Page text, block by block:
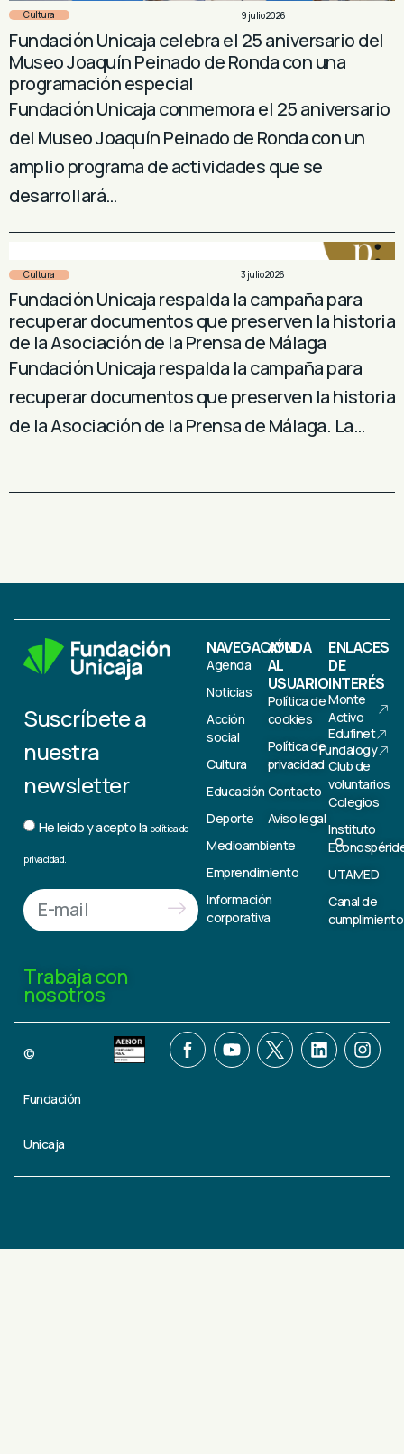
Cultura 9 julio 2026
Fundación Unicaja celebra el 25 aniversario del
Museo Joaquín Peinado de Ronda con una
programación especial
Fundación Unicaja conmemora el 25 aniversario
del Museo Joaquín Peinado de Ronda con un
amplio programa de actividades que se
desarrollará…
Cultura 3 julio 2026
Fundación Unicaja respalda la campaña para
recuperar documentos que preserven la historia
de la Asociación de la Prensa de Málaga
Fundación Unicaja respalda la campaña para
recuperar documentos que preserven la historia
de la Asociación de la Prensa de Málaga. La…
Suscríbete a
nuestra
newsletter
He leído y acepto la política de
privacidad.
Trabaja con
nosotros
NAVEGACIÓN
Agenda
Noticias
Acción
social
Cultura
Educación
Deporte
Medioambiente
Emprendimiento
Información
corporativa
AYUDA
AL
USUARIO
Política de
cookies
Política de
privacidad
Contacto
Aviso legal
ENLACES
DE
INTERÉS
Monte
Activo
Edufinet
Fundalogy
Club de
voluntarios
Colegios
Instituto
UTAMED
Canal de
cumplimiento
©
Fundación
Unicaja